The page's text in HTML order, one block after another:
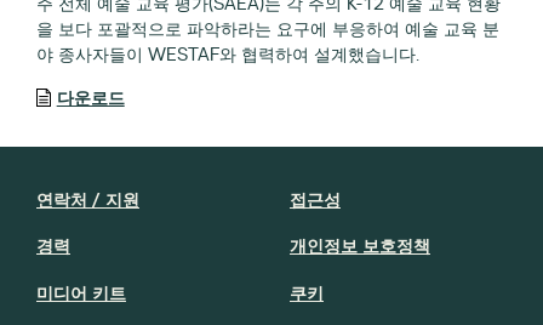
을 보다 포괄적으로 파악하라는 요구에 부응하여 예술 교육 분
야 종사자들이 WESTAF와 협력하여 설계했습니다.
다운로드
연락처 / 지원
경력
미디어 키트
접근성
개인정보 보호정책
쿠키